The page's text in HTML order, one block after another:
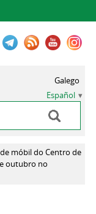
Galego
Español
móbil do Centro de
outubro no